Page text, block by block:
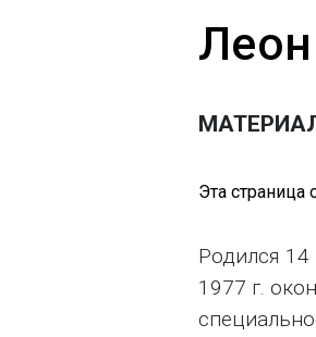
Эта страница
Родился
1977 г.